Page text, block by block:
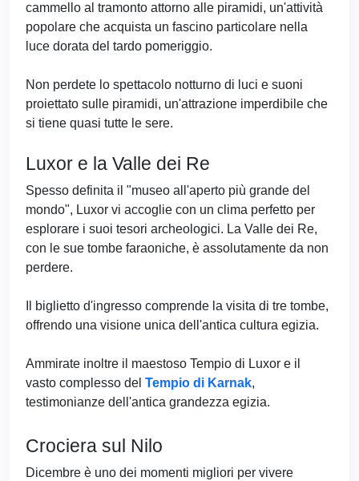
cammello al tramonto attorno alle piramidi, un'attività
popolare che acquista un fascino particolare nella
luce dorata del tardo pomeriggio.
Non perdete lo spettacolo notturno di luci e suoni
proiettato sulle piramidi, un'attrazione imperdibile che
si tiene quasi tutte le sere.
Luxor e la Valle dei Re
Spesso definita il "museo all'aperto più grande del
mondo", Luxor vi accoglie con un clima perfetto per
esplorare i suoi tesori archeologici. La Valle dei Re,
con le sue tombe faraoniche, è assolutamente da non
perdere.
Il biglietto d'ingresso comprende la visita di tre tombe,
offrendo una visione unica dell'antica cultura egizia.
Ammirate inoltre il maestoso Tempio di Luxor e il
vasto complesso del Tempio di Karnak,
testimonianze dell'antica grandezza egizia.
Crociera sul Nilo
Dicembre è uno dei momenti migliori per vivere